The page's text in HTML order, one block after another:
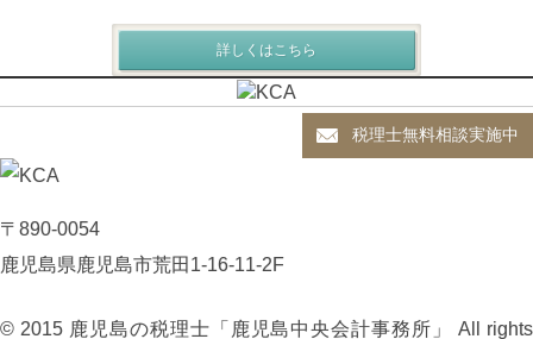
詳しくはこちら
税理士無料相談実施中
〒890-0054
鹿児島県鹿児島市荒田1-16-11-2F
© 2015 鹿児島の税理士「鹿児島中央会計事務所」 All rights